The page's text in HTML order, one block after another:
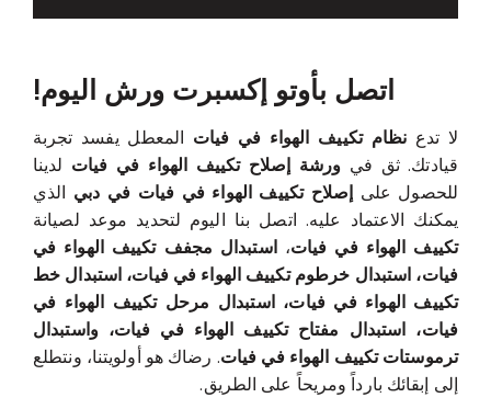
اتصل بأوتو إكسبرت ورش اليوم!
لا تدع نظام تكييف الهواء في فيات المعطل يفسد تجربة
قيادتك. ثق في ورشة إصلاح تكييف الهواء في فيات لدينا
للحصول علىإصلاح تكييف الهواء في فيات في دبي الذي
يمكنك الاعتماد عليه. اتصل بنا اليوم لتحديد موعد لصيانة
تكييف الهواء في فيات،استبدال مجفف تكييف الهواء في
فيات، استبدال خرطوم تكييف الهواء في فيات، استبدال خط
تكييف الهواء في فيات، استبدال مرحل تكييف الهواء في
فيات، استبدال مفتاح تكييف الهواء في فيات، واستبدال
ترموستات تكييف الهواء في فيات. رضاك هو أولويتنا، ونتطلع
إلى إبقائك بارداً ومريحاً على الطريق.